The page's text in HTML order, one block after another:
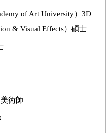
of Art University）3D
& Visual Effects）碩士
術師